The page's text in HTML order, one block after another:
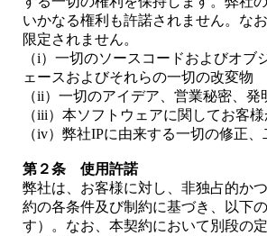
いかなる権利も許諾されません。な
限定されません。
（i）一切のソースコードおよびオ
ェースおよびそれらの一切の改変物
（ii）一切のアイデア、営業秘密、
（iii）本ソフトウェアに関してお客
（iv）弊社IPに由来する一切の修正
第２条 使用許諾
弊社は、お客様に対し、非独占的か
約の各条件及び制約に基づき、以下
す）。なお、本契約において別段の